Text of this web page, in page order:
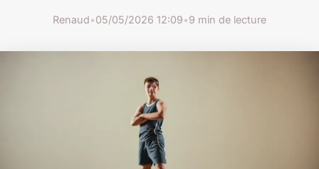
Renaud•05/05/2026 12:09•9 min de lecture